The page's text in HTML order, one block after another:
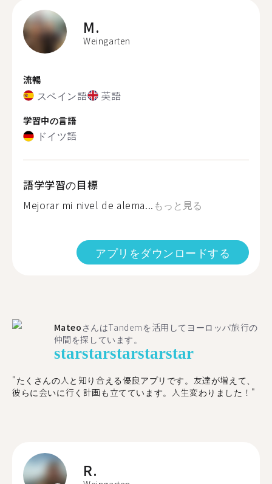
M.
Weingarten
流暢
スペイン語 英語
学習中の言語
ドイツ語
語学学習の目標
Mejorar mi nivel de alema... もっと見る
アプリをダウンロードする
Mateo さんはTandemを活用してヨーロッパ旅行の
仲間を探しています。
starstarstarstarstar
"たくさんの人と知り合える優良アプリです。友達が増えて、
彼らに会いに行く計画も立てています。人生変わりました！"
R.